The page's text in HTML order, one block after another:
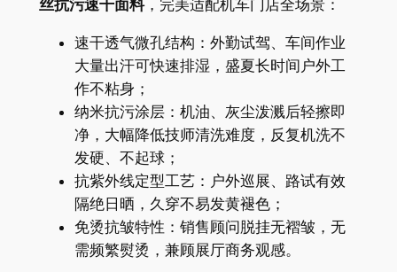
丝抗污速干面料，完美适配机车门店全场景：
速干透气微孔结构：外勤试驾、车间作业
大量出汗可快速排湿，盛夏长时间户外工
作不粘身；
纳米抗污涂层：机油、灰尘泼溅后轻擦即
净，大幅降低技师清洗难度，反复机洗不
发硬、不起球；
抗紫外线定型工艺：户外巡展、路试有效
隔绝日晒，久穿不易发黄褪色；
免烫抗皱特性：销售顾问脱挂无褶皱，无
需频繁熨烫，兼顾展厅商务观感。